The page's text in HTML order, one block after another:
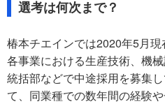
選考は何次まで？
椿本チエインでは2020年5月
各事業における生産技術、機
統括部などで中途採用を募集
て、同業種での数年間の経験